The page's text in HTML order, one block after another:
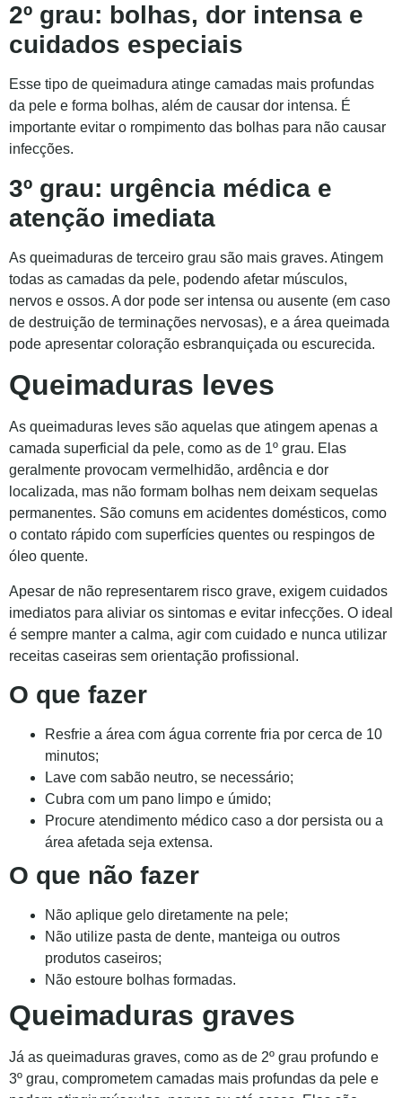
2º grau: bolhas, dor intensa e
cuidados especiais
Esse tipo de queimadura atinge camadas mais profundas
da pele e forma bolhas, além de causar dor intensa. É
importante evitar o rompimento das bolhas para não causar
infecções.
3º grau: urgência médica e
atenção imediata
As queimaduras de terceiro grau são mais graves. Atingem
todas as camadas da pele, podendo afetar músculos,
nervos e ossos. A dor pode ser intensa ou ausente (em caso
de destruição de terminações nervosas), e a área queimada
pode apresentar coloração esbranquiçada ou escurecida.
Queimaduras leves
As queimaduras leves são aquelas que atingem apenas a
camada superficial da pele, como as de 1º grau. Elas
geralmente provocam vermelhidão, ardência e dor
localizada, mas não formam bolhas nem deixam sequelas
permanentes. São comuns em acidentes domésticos, como
o contato rápido com superfícies quentes ou respingos de
óleo quente.
Apesar de não representarem risco grave, exigem cuidados
imediatos para aliviar os sintomas e evitar infecções. O ideal
é sempre manter a calma, agir com cuidado e nunca utilizar
receitas caseiras sem orientação profissional.
O que fazer
Resfrie a área com água corrente fria por cerca de 10
minutos;
Lave com sabão neutro, se necessário;
Cubra com um pano limpo e úmido;
Procure atendimento médico caso a dor persista ou a
área afetada seja extensa.
O que não fazer
Não aplique gelo diretamente na pele;
Não utilize pasta de dente, manteiga ou outros
produtos caseiros;
Não estoure bolhas formadas.
Queimaduras graves
Já as queimaduras graves, como as de 2º grau profundo e
3º grau, comprometem camadas mais profundas da pele e